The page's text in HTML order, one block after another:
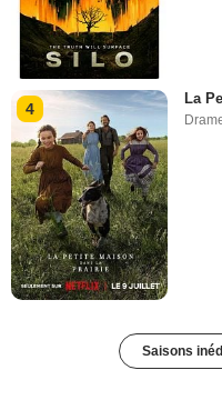
4
La
Saisons